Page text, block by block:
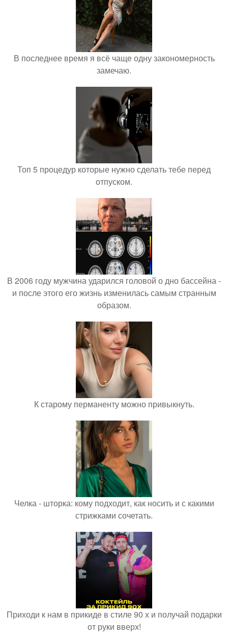
В последнее время я всё чаще одну закономерность
замечаю.
Топ 5 процедур которые нужно сделать тебе перед
отпуском.
В 2006 году мужчина ударился головой о дно бассейна -
и после этого его жизнь изменилась самым странным
образом.
К старому перманенту можно привыкнуть.
Челка - шторка: кому подходит, как носить и с какими
стрижками сочетать.
Приходи к нам в прикиде в стиле 90 х и получай подарки
от руки вверх!